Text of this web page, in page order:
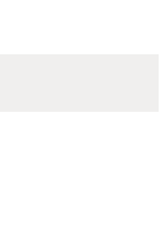
personalizzare contenuti e
che hai fornito loro o
cruciali per le funzioni di
personale identificabile.